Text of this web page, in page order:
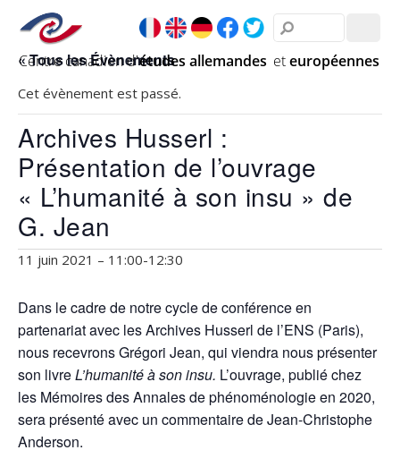
« Tous les Évènements
Cet évènement est passé.
Archives Husserl :
Présentation de l’ouvrage
« L’humanité à son insu » de
G. Jean
11 juin 2021 – 11:00-12:30
Dans le cadre de notre cycle de conférence en
partenariat avec les Archives Husserl de l’ENS (Paris),
nous recevrons Grégori Jean, qui viendra nous présenter
son livreL’humanité à son insu. L’ouvrage, publié chez
les Mémoires des Annales de phénoménologie en 2020,
sera présenté avec un commentaire de Jean-Christophe
Anderson.